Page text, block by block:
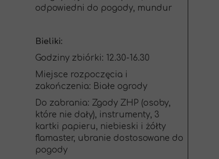
odpowiedni do pogody, mundur
Bieliki:
Godziny zbiórki: 12.30-16.30
Miejsce rozpoczęcia i
zakończenia: Białe ogrody
Do zabrania: Zgody ZHP (osoby,
które nie dały), instrumenty, 3
kartki papieru, niebieski i żółty
flamaster, ubranie dostosowane do
pogody